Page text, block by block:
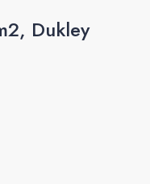
Dukley